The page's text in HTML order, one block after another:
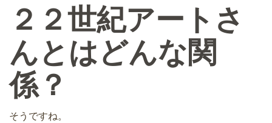
２２世紀アートさ
んとはどんな関
係？
そうですね。